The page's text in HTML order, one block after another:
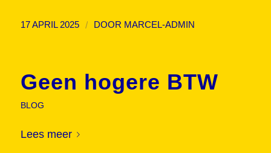
17 APRIL 2025 / DOOR MARCEL-ADMIN
Geen hogere BTW
BLOG
Lees meer